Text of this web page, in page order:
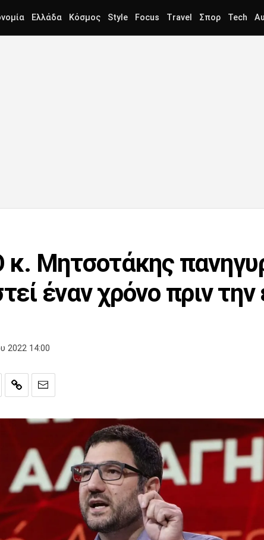
Ελλάδα Κόσμος Style Focus Travel Σπορ Tech
Μητσοτάκης
έναν χρόνο πριν
2022 14:00